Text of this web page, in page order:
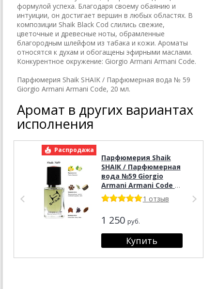
формулой успеха. Благодаря своему обаянию и
интуиции, он достигает вершин в любых областях. В
композиции Shaik Black Cod слились свежие,
цветочные и древесные ноты, обрамленные
благородным шлейфом из табака и кожи. Ароматы
относятся к духам и обогащены эфирными маслами.
Конкурентное окружение: Giorgio Armani Armani Code.
Парфюмерия Shaik SHAIK / Парфюмерная вода № 59
Giorgio Armani Armani Code, 20 мл.
Аромат в других вариантах
исполнения
Распродажа
Парфюмерия Shaik
SHAIK / Парфюмерная
вода №59 Giorgio
Armani Armani Code 50
мл
1 отзыв
1 250 руб.